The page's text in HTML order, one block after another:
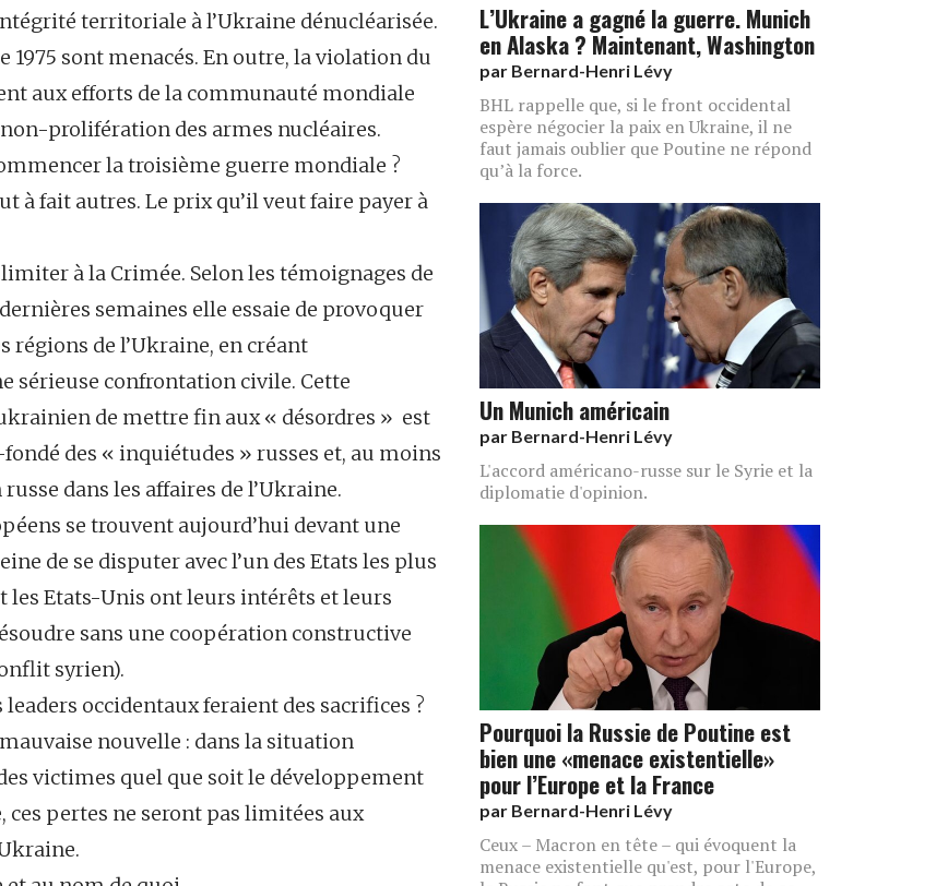
territoriale à l’Ukraine dénucléarisée.
1975 sont menacés. En outre, la violation du
aux efforts de la communauté mondiale
prolifération des armes nucléaires.
la troisième guerre mondiale ?
à fait autres. Le prix qu’il veut faire payer à
à la Crimée. Selon les témoignages de
semaines elle essaie de provoquer
régions de l’Ukraine, en créant
sérieuse confrontation civile. Cette
de mettre fin aux « désordres » est
des « inquiétudes » russes et, au moins
dans les affaires de l’Ukraine.
se trouvent aujourd’hui devant une
de se disputer avec l’un des Etats les plus
les Etats-Unis ont leurs intérêts et leurs
sans une coopération constructive
syrien).
occidentaux feraient des sacrifices ?
nouvelle : dans la situation
victimes quel que soit le développement
pertes ne seront pas limitées aux
L’Ukraine a gagné la guerre. Munich
en Alaska ? Maintenant, Washington
par Bernard-Henri Lévy
BHL rappelle que, si le front occidental
espère négocier la paix en Ukraine, il ne
faut jamais oublier que Poutine ne répond
qu’à la force.
Un Munich américain
par Bernard-Henri Lévy
L'accord américano-russe sur le Syrie et la
diplomatie d'opinion.
Pourquoi la Russie de Poutine est
bien une «menace existentielle»
pour l’Europe et la France
par Bernard-Henri Lévy
Ceux – Macron en tête – qui évoquent la
menace existentielle qu'est, pour l'Europe,